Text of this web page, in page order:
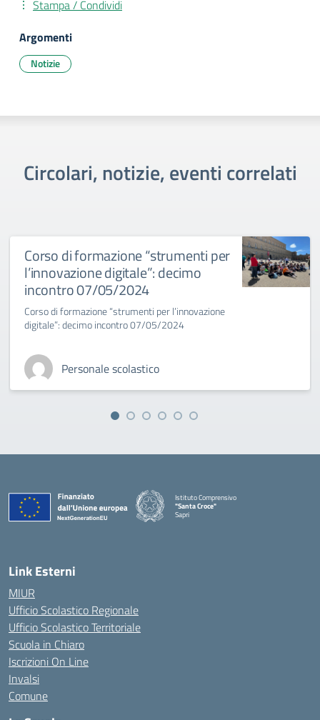
Stampa / Condividi
Argomenti
Notizie
Circolari, notizie, eventi correlati
Corso di formazione “strumenti per
l’innovazione digitale”: decimo
incontro 07/05/2024
Corso di formazione “strumenti per l’innovazione
digitale”: decimo incontro 07/05/2024
Personale scolastico
Istituto Comprensivo
"Santa Croce"
Sapri
— Visita la pagina iniziale della scuola
Link Esterni
MIUR
Ufficio Scolastico Regionale
Ufficio Scolastico Territoriale
Scuola in Chiaro
Iscrizioni On Line
Invalsi
Comune